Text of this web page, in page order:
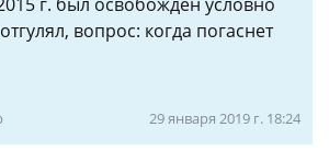
вопрос: когда погаснет
29 января 2019 г. 18:24